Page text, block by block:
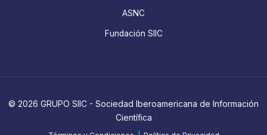
ASNC
Fundación SIIC
© 2026 GRUPO SIIC - Sociedad Iberoamericana de Información
Científica